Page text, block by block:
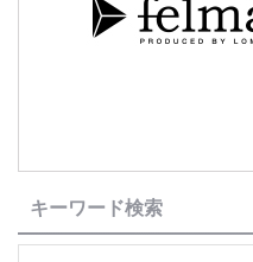
キーワード検索